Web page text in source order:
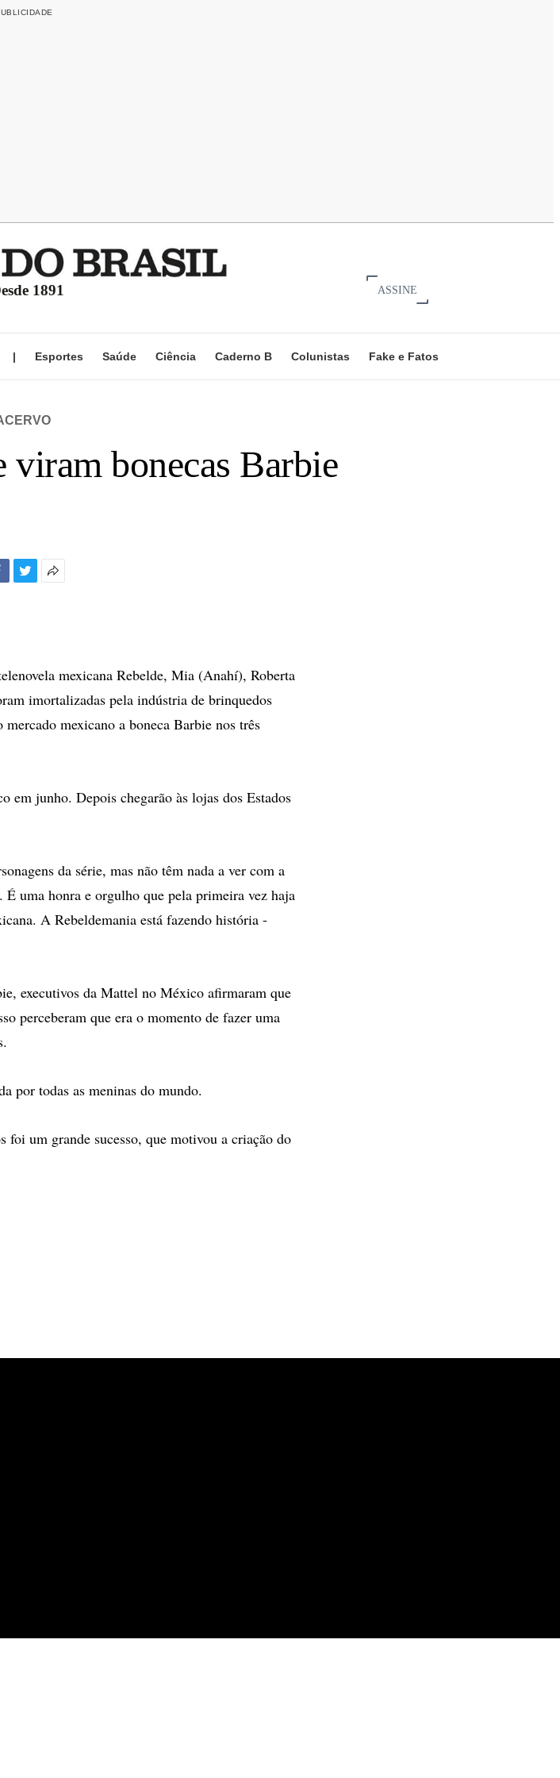
1891 ASSINE
| Esportes Saúde Ciência Caderno B Colunistas Fake e Fatos
viram bonecas Barbie
mexicana Rebelde, Mia (Anahí), Roberta
imortalizadas pela indústria de brinquedos
mexicano a boneca Barbie nos três
em junho. Depois chegarão às lojas dos Estados
da série, mas não têm nada a ver com a
É uma honra e orgulho que pela primeira vez haja
A Rebeldemania está fazendo história -
executivos da Mattel no México afirmaram que
perceberam que era o momento de fazer uma
por todas as meninas do mundo.
foi um grande sucesso, que motivou a criação do